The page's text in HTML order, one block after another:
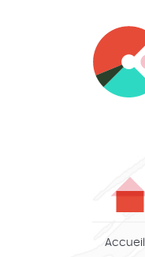
Accueil